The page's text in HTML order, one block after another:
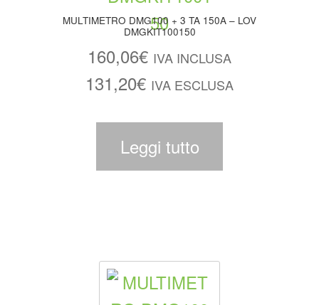
MULTIMETRO DMG100 + 3 TA 150A – LOV
DMGKIT100150
160,06€ IVA INCLUSA
131,20€ IVA ESCLUSA
Leggi tutto